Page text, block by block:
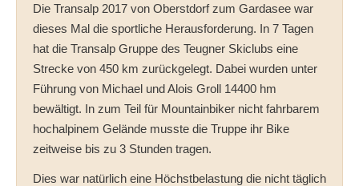
Die Transalp 2017 von Oberstdorf zum Gardasee war
dieses Mal die sportliche Herausforderung. In 7 Tagen
hat die Transalp Gruppe des Teugner Skiclubs eine
Strecke von 450 km zurückgelegt. Dabei wurden unter
Führung von Michael und Alois Groll 14400 hm
bewältigt. In zum Teil für Mountainbiker nicht fahrbarem
hochalpinem Gelände musste die Truppe ihr Bike
zeitweise bis zu 3 Stunden tragen.
Dies war natürlich eine Höchstbelastung die nicht täglich